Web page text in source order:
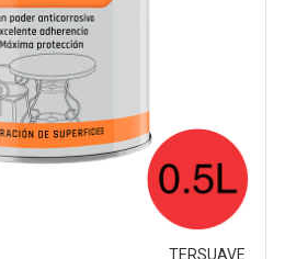
TERSUAVE